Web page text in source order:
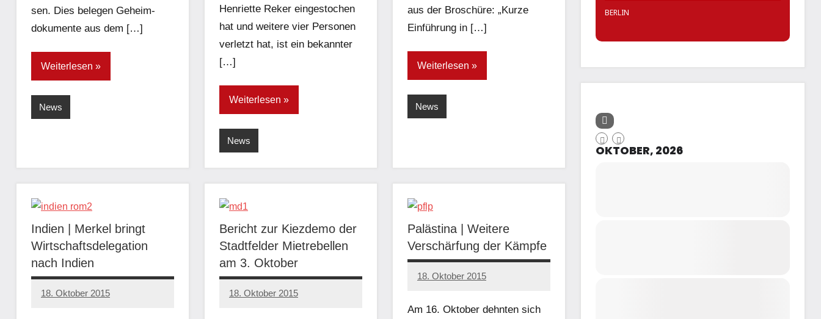
sen. Dies bele­gen Geheim­
doku­mente aus dem […]
Weiterlesen
News
Henriette Reker eingestochen
hat und weitere vier Personen
verletzt hat, ist ein bekannter
[…]
Weiterlesen
News
aus der Broschüre: „Kurze
Einführung in […]
Weiterlesen
News
Indien | Merkel bringt
Wirtschaftsdelegation
nach Indien
18. Oktober 2015
admin
Bericht zur Kiezdemo der
Stadtfelder Mietrebellen
am 3. Oktober
18. Oktober 2015
admin
Palästina | Weitere
Verschärfung der Kämpfe
18. Oktober 2015
admin
Am 16. Oktober dehnten sich
BERLIN
OKTOBER, 2026